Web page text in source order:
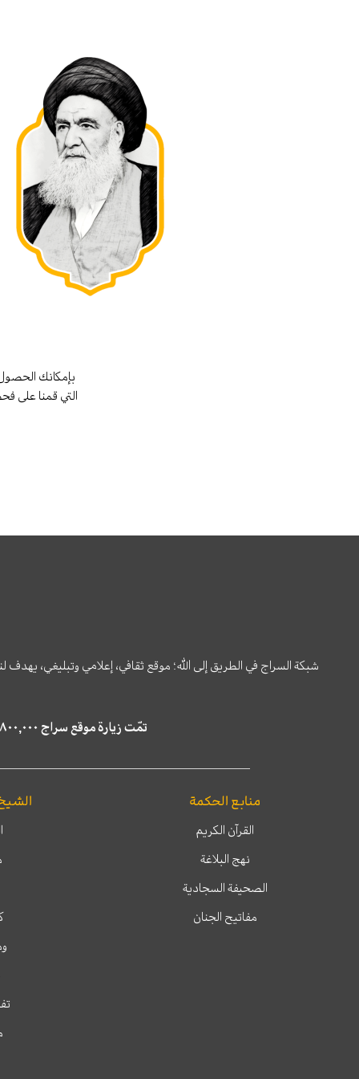
بإمكانك
التي قمنا على
شبكة السراج في الطريق إلى الله؛ موقع ثقافي، إعلامي وتبليغي،
تمّت زيارة موقع سراج ٤,٨٠٠,٠٠٠ مرة خلال الستة أشهر الماضية، كما ظهر في نتائج البحث في محركات البحث٢٢,٢٩٠,٠٠٠ مرّة.
منابع الحكمة
القرآن الكريم
نهج البلاغة
الصحيفة السجادية
مفاتيح الجنان